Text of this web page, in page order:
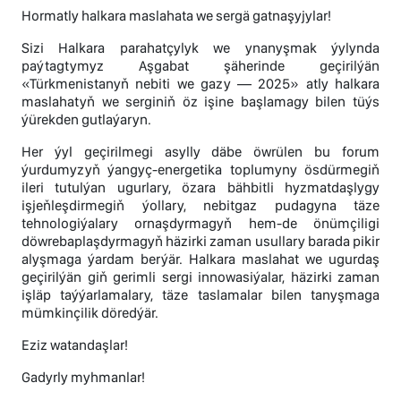
Hormatly halkara maslahata we sergä gatnaşyjylar!
Sizi Halkara parahatçylyk we ynanyşmak ýylynda
paýtagtymyz Aşgabat şäherinde geçirilýän
«Türkmenistanyň nebiti we gazy — 2025» atly halkara
maslahatyň we serginiň öz işine başlamagy bilen tüýs
ýürekden gutlaýaryn.
Her ýyl geçirilmegi asylly däbe öwrülen bu forum
ýurdumyzyň ýangyç-energetika toplumyny ösdürmegiň
ileri tutulýan ugurlary, özara bähbitli hyzmatdaşlygy
işjeňleşdirmegiň ýollary, nebitgaz pudagyna täze
tehnologiýalary ornaşdyrmagyň hem-de önümçiligi
döwrebaplaşdyrmagyň häzirki zaman usullary barada pikir
alyşmaga ýardam berýär. Halkara maslahat we ugurdaş
geçirilýän giň gerimli sergi innowasiýalar, häzirki zaman
işläp taýýarlamalary, täze taslamalar bilen tanyşmaga
mümkinçilik döredýär.
Eziz watandaşlar!
Gadyrly myhmanlar!